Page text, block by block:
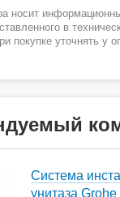
носит
в
покупке уточнять у
Система
унитаза